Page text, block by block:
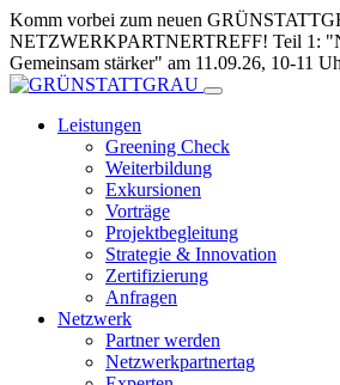
Skip
to
Content
Komm vorbei zum neuen
NETZWERKPARTNERTREFF! Teil 1:
Gemeinsam stärker" am 11.09.26, 10-11
Leistungen
Greening Check
Weiterbildung
Exkursionen
Vorträge
Projektbegleitung
Strategie & Innovation
Zertifizierung
Anfragen
Netzwerk
Partner werden
Netzwerkpartnertag